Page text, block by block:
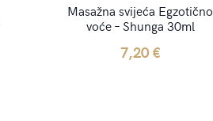
Masažna svijeća Egzotično
voće – Shunga 30ml
7,20€